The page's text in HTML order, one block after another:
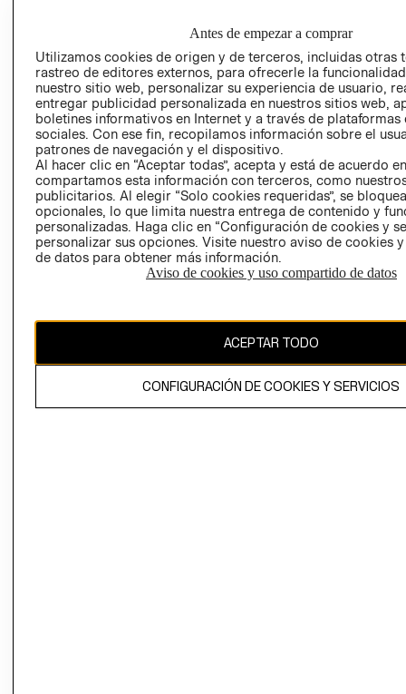
POLÍTICA
EMPRESARIAL
TÉRMINOS Y
CONDICIONES
AVISO DE
PRIVACIDAD
GIFT CARD
COOKIES
CAMBIAR REGIÓN
Antes de empezar a comprar
Utilizamos cookies de origen y de terceros, incluidas otras
rastreo de editores externos, para ofrecerle la
nuestro sitio web, personalizar su experiencia de usuario,
entregar publicidad personalizada en nuestros sitios web,
boletines informativos en Internet y a través de plataformas
sociales. Con ese fin, recopilamos información sobre el
patrones de navegación y el dispositivo.
Al hacer clic en “Aceptar todas”, acepta y está de acuerdo
compartamos esta información con terceros, como
publicitarios. Al elegir “Solo cookies requeridas”, se
opcionales, lo que limita nuestra entrega de contenido y
personalizadas. Haga clic en “Configuración de cookies y
personalizar sus opciones. Visite nuestro aviso de cookies
de datos para obtener más información.
Aviso de cookies y uso compartido de datos
ACEPTAR TODO
CONFIGURACIÓN DE COOKIES Y SERVICIOS